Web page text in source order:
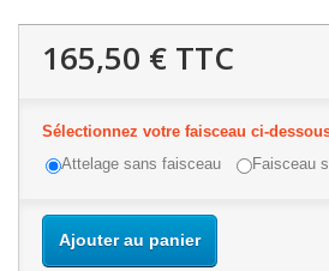
165,50 € TTC
Sélectionnez votre faisceau ci-
Attelage sans faisceau
Faisceau
Ajouter au panier